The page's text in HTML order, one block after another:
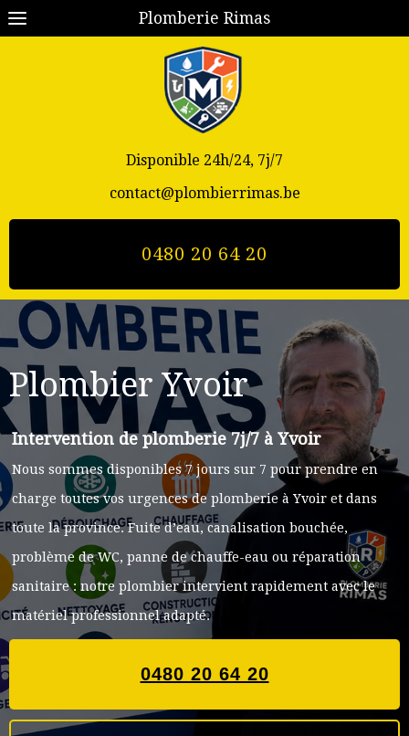
Plomberie Rimas
Disponible 24h/24, 7j/7
contact@plombierrimas.be
0480 20 64 20
Plombier Yvoir
Intervention de plomberie 7j/7 à Yvoir
Nous sommes disponibles 7 jours sur 7 pour prendre en
charge toutes vos urgences de plomberie à Yvoir et dans
toute la province. Fuite d’eau, canalisation bouchée,
problème de WC, panne de chauffe-eau ou réparation
sanitaire : notre plombier intervient rapidement avec le
matériel professionnel adapté.
0480 20 64 20